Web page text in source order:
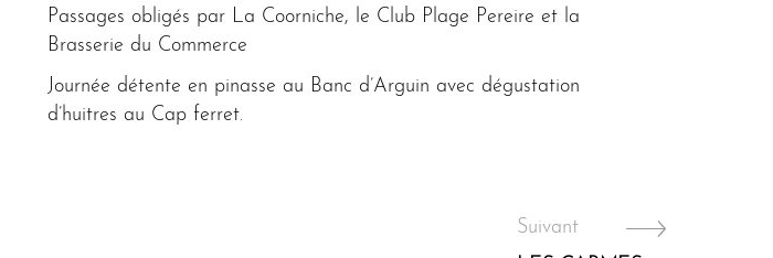
Passages obligés par La Coorniche, le Club Plage Pereire et la
Brasserie du Commerce
Journée détente en pinasse au Banc d’Arguin avec dégustation
d’huitres au Cap ferret.
Suivant